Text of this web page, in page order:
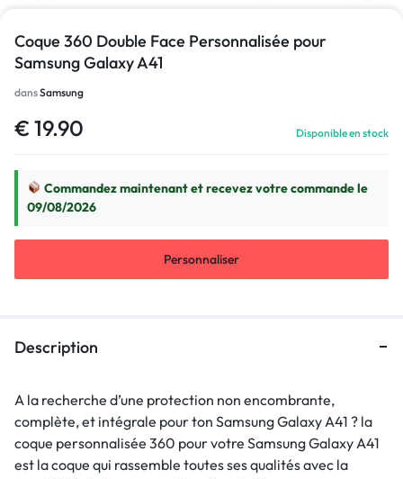
Coque 360 Double Face Personnalisée pour
Samsung Galaxy A41
dansSamsung
€ 19.90 Disponible en stock
Commandez maintenant et recevez votre commande le
09/08/2026
Personnaliser
Description
A la recherche d’une protection non encombrante,
complète, et intégrale pour ton Samsung Galaxy A41 ? la
coque personnalisée 360 pour votre Samsung Galaxy A41
est la coque qui rassemble toutes ses qualités avec la